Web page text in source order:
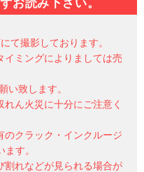
て撮影しております。
ミングによりましては売
い致します。
ん火災に十分にご注意く
クラック・インクルージ
す。
れなどが見られる場合が